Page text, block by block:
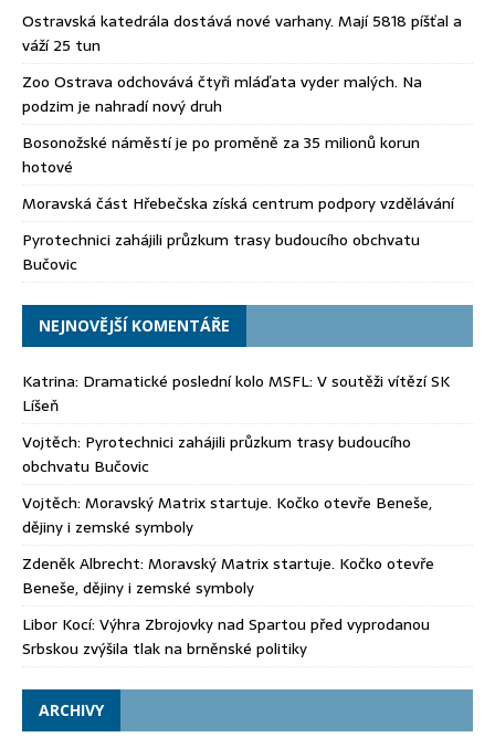
Ostravská katedrála dostává nové varhany. Mají 5818 píšťal a
váží 25 tun
Zoo Ostrava odchovává čtyři mláďata vyder malých. Na
podzim je nahradí nový druh
Bosonožské náměstí je po proměně za 35 milionů korun
hotové
Moravská část Hřebečska získá centrum podpory vzdělávání
Pyrotechnici zahájili průzkum trasy budoucího obchvatu
Bučovic
NEJNOVĚJŠÍ KOMENTÁŘE
Katrina: Dramatické poslední kolo MSFL: V soutěži vítězí SK
Líšeň
Vojtěch: Pyrotechnici zahájili průzkum trasy budoucího
obchvatu Bučovic
Vojtěch: Moravský Matrix startuje. Kočko otevře Beneše,
dějiny i zemské symboly
Zdeněk Albrecht: Moravský Matrix startuje. Kočko otevře
Beneše, dějiny i zemské symboly
Libor Kocí: Výhra Zbrojovky nad Spartou před vyprodanou
Srbskou zvýšila tlak na brněnské politiky
ARCHIVY